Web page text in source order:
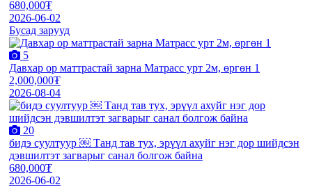
680,000₮
2026-06-02
Бусад зарууд
5
Давхар ор маттрастай зарна Матрасс урт 2м, өргөн 1
2,000,000₮
2026-08-04
20
бидэ суултуур ￼ Танд тав тух, эрүүл ахуйг нэг дор шийдсэн
дэвшилтэт загварыг санал болгож байна
680,000₮
2026-06-02